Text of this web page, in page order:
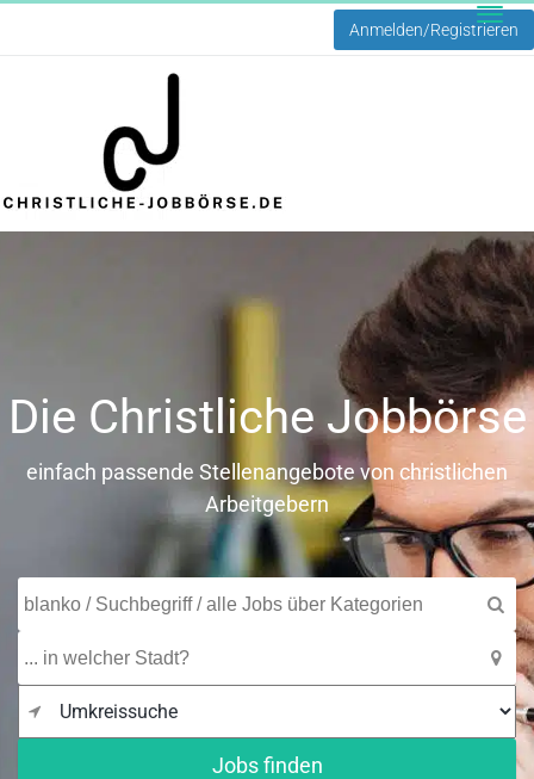
Anmelden/Registrieren
Die Christliche Jobbörse
einfach passende Stellenangebote von christlichen
Arbeitgebern
Jobs finden